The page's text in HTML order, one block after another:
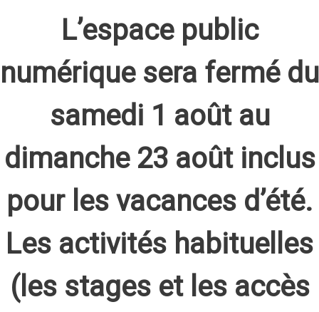
L’espace public
numérique sera fermé du
samedi 1 août au
dimanche 23 août inclus
pour les vacances d’été.
Les activités habituelles
(les stages et les accès